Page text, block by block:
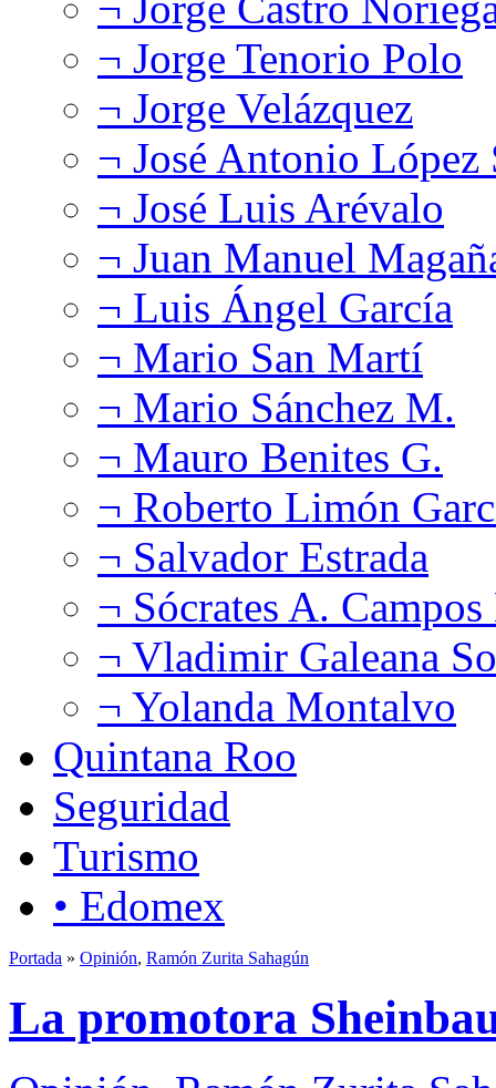
¬ Jorge Tenorio Polo
¬ Jorge Velázquez
¬ José Antonio López
¬ José Luis Arévalo
¬ Juan Manuel
¬ Luis Ángel García
¬ Mario San Martí
¬ Mario Sánchez M.
¬ Mauro Benites G.
¬ Roberto Limón
¬ Salvador Estrada
¬ Sócrates A.
¬ Vladimir Galeana
¬ Yolanda Montalvo
Quintana Roo
Seguridad
Turismo
• Edomex
Portada » Opinión, Ramón Zurita Sahagún
La promotora